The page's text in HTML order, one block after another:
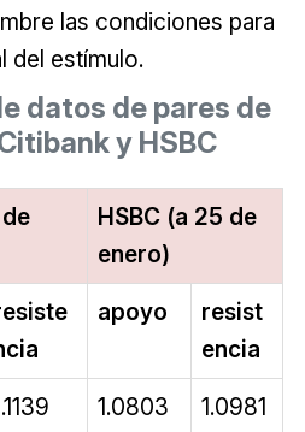
las condiciones para
del estímulo.
datos de pares de
y HSBC
HSBC (a 25 de
enero)
apoyo
resist
encia
1.0803 1.0981